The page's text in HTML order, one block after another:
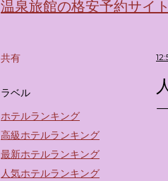
温泉旅館の格安予約サイ
共有
ラベル
ホテルランキング
高級ホテルランキング
最新ホテルランキング
人気ホテルランキング